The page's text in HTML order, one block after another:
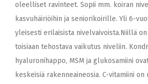
oleelliset ravinteet. Sopii mm. koiran
kasvuhäiriöihin ja seniorikoirille. Yli 6-
yleisesti erilaisista nivelvaivoista.Niillä
toisiaan tehostava vaikutus niveliin.
hyaluronihappo, MSM ja glukosamiini
keskeisiä rakenneaineosia. C-vitamiini